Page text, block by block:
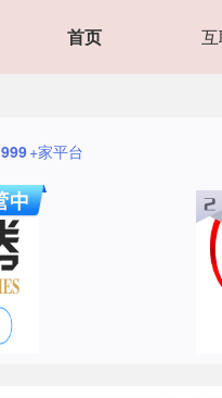
首页
999+家平台